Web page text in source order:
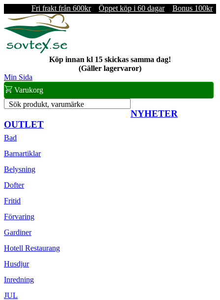
Fri frakt från 600kr Öppet köp i 60 dagar Bonus 100kr
Köp innan kl 15 skickas samma dag!
(Gäller lagervaror)
Min Sida
Varukorg
Sök produkt, varumärke
NYHETER
OUTLET
Bad
Barnartiklar
Belysning
Dofter
Fritid
Förvaring
Gardiner
Hotell Restaurang
Husdjur
Inredning
JUL